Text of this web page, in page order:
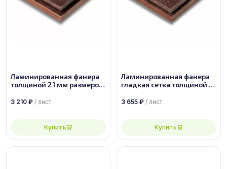
Ламинированная фанера
толщиной 21 мм размером
3 210 ₽ / лист
Купить
Ламинированная фанера
гладкая сетка толщиной 21
сорт 1/1
3 655 ₽ / лист
Купить